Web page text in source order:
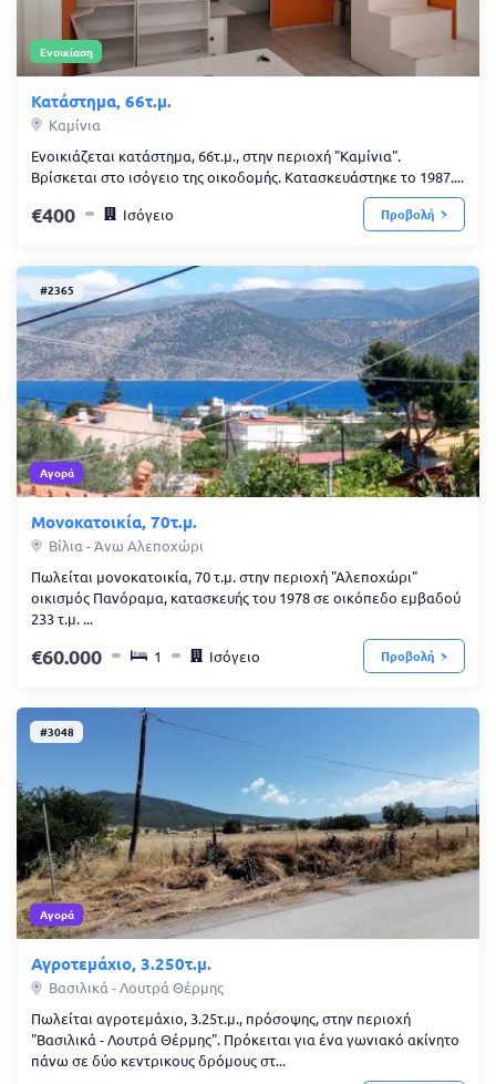
Ενοικίαση
Κατάστημα, 66τ.μ.
Καμίνια
Ενοικιάζεται κατάστημα, 66τ.μ., στην περιοχή "Καμίνια".
Βρίσκεται στο ισόγειο της οικοδομής. Κατασκευάστηκε το 1987....
400 Ισόγειο Προβολή
#2365
Αγορά
Μονοκατοικία, 70τ.μ.
Βίλια - Άνω Αλεποχώρι
Πωλείται μονοκατοικία, 70 τ.μ. στην περιοχή "Αλεποχώρι"
οικισμός Πανόραμα, κατασκευής του 1978 σε οικόπεδο εμβαδού
233 τ.μ. ...
60.000 1 Ισόγειο Προβολή
#3048
Αγορά
Αγροτεμάχιο, 3.250τ.μ.
Βασιλικά - Λουτρά Θέρμης
Πωλείται αγροτεμάχιο, 3.25τ.μ., πρόσοψης, στην περιοχή
"Βασιλικά - Λουτρά Θέρμης". Πρόκειται για ένα γωνιακό ακίνητο
πάνω σε δύο κεντρικους δρόμους στ...